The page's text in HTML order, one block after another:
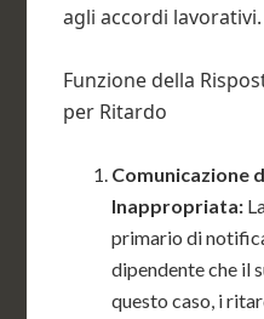
agli accordi lavorativi.
Funzione della
per Ritardo
Comunicazione
Inappropriata:
primario di
dipendente che il
questo caso, i